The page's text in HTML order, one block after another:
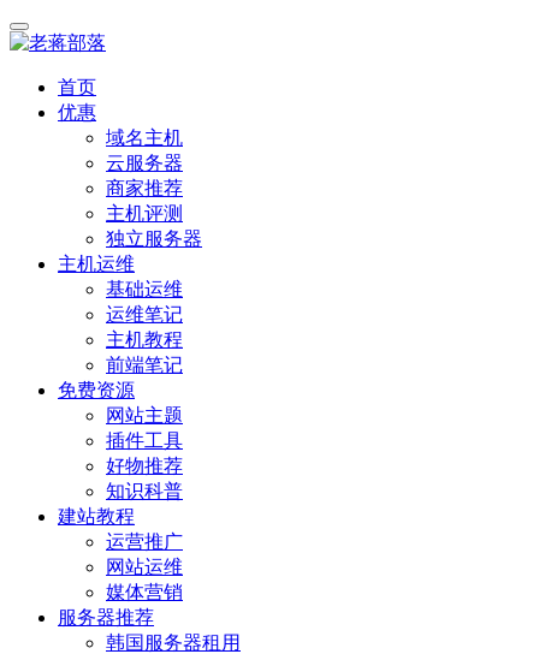
首页
优惠
域名主机
云服务器
商家推荐
主机评测
独立服务器
主机运维
基础运维
运维笔记
主机教程
前端笔记
免费资源
网站主题
插件工具
好物推荐
知识科普
建站教程
运营推广
网站运维
媒体营销
服务器推荐
韩国服务器租用